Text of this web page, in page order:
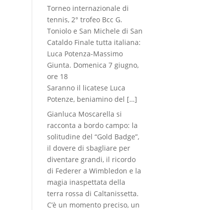
Torneo internazionale di
tennis, 2° trofeo Bcc G.
Toniolo e San Michele di San
Cataldo Finale tutta italiana:
Luca Potenza-Massimo
Giunta. Domenica 7 giugno,
ore 18
Saranno il licatese Luca
Potenze, beniamino del […]
Gianluca Moscarella si
racconta a bordo campo: la
solitudine del “Gold Badge”,
il dovere di sbagliare per
diventare grandi, il ricordo
di Federer a Wimbledon e la
magia inaspettata della
terra rossa di Caltanissetta.
C’è un momento preciso, un